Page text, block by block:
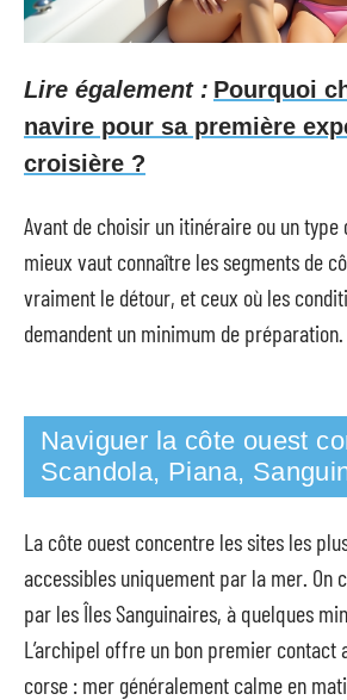
Lire également : Pourquoi
navire pour sa première
croisière ?
Avant de choisir un itinéraire ou un type
mieux vaut connaître les segments de
vraiment le détour, et ceux où les
demandent un minimum de préparation.
Naviguer la côte ouest
Scandola, Piana,
La côte ouest concentre les sites les
accessibles uniquement par la mer. On
par les Îles Sanguinaires, à quelques
L’archipel offre un bon premier contact
corse : mer généralement calme en